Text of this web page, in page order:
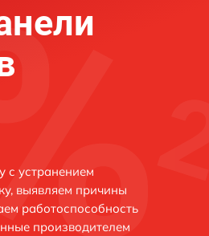
с устранением
выявляем причины
работоспособность
производителем